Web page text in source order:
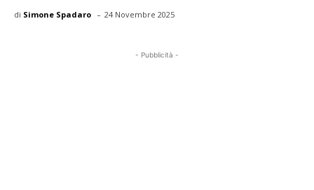
di Simone Spadaro - 24 Novembre 2025
- Pubblicità -